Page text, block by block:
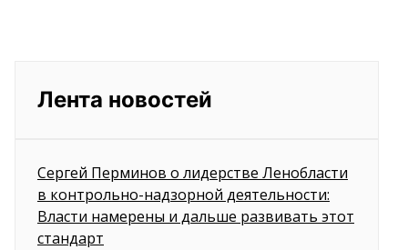
Лента новостей
Сергей Перминов о лидерстве Ленобласти
в контрольно-надзорной деятельности:
Власти намерены и дальше развивать этот
стандарт